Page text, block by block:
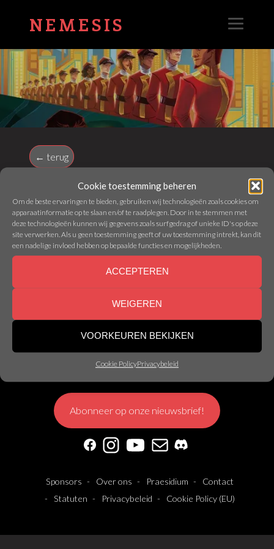
Cookie toestemming beheren
Om de beste ervaringen te bieden, gebruiken wij technologieën zoals cookies om
apparaatinformatie op te slaan en/of te raadplegen. Door in te stemmen met
deze technologieën kunnen wij gegevens zoals surfgedrag of unieke ID's op deze
site verwerken. Als u geen toestemming geeft of uw toestemming intrekt, kan dit
een nadelige invloed hebben op bepaalde functies en mogelijkheden.
ACCEPTEREN
WEIGEREN
VOORKEUREN BEKIJKEN
Cookie PolicyPrivacybeleid
NEMESIS
← terug
LEADERS OF EUPHORIA:
CHOOSE A BETTER
OPPRESSOR
© Nemesis Gent | Made by
Abonneer op onze nieuwsbrief!
Facebook
Instagram
YouTube
Mail Discord
Sponsors Over ons Praesidium
Contact
Statuten
Privacybeleid Cookie Policy (EU)